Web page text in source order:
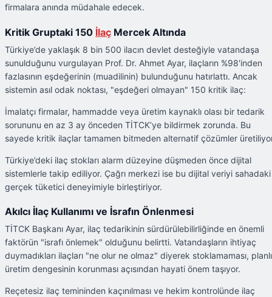
firmalara anında müdahale edecek.
Kritik Gruptaki 150 İlaç Mercek Altında
Türkiye’de yaklaşık 8 bin 500 ilacın devlet desteğiyle vatandaşa
sunulduğunu vurgulayan Prof. Dr. Ahmet Ayar, ilaçların %98'inden
fazlasının eşdeğerinin (muadilinin) bulunduğunu hatırlattı. Ancak
sistemin asıl odak noktası, "eşdeğeri olmayan" 150 kritik ilaç:
İmalatçı firmalar, hammadde veya üretim kaynaklı olası bir tedarik
sorununu en az 3 ay önceden TİTCK’ye bildirmek zorunda. Bu
sayede kritik ilaçlar tamamen bitmeden alternatif çözümler
Türkiye’deki ilaç stokları alarm düzeyine düşmeden önce dijital
sistemlerle takip ediliyor. Çağrı merkezi ise bu dijital veriyi sahadaki
gerçek tüketici deneyimiyle birleştiriyor.
Akılcı İlaç Kullanımı ve İsrafın Önlenmesi
TİTCK Başkanı Ayar, ilaç tedarikinin sürdürülebilirliğinde en önemli
faktörün "israfı önlemek" olduğunu belirtti. Vatandaşların ihtiyaç
duymadıkları ilaçları "ne olur ne olmaz" diyerek stoklamaması, planlı
üretim dengesinin korunması açısından hayati önem taşıyor.
Reçetesiz ilaç temininden kaçınılması ve hekim kontrolünde ilaç